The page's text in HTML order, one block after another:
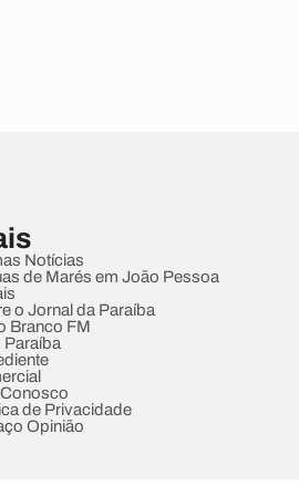
Notícias
de Marés em João Pessoa
o Jornal da Paraíba
Branco FM
Paraíba
de Privacidade
Opinião